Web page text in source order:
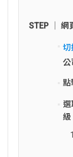
STEP │ 網
切
公
點
級